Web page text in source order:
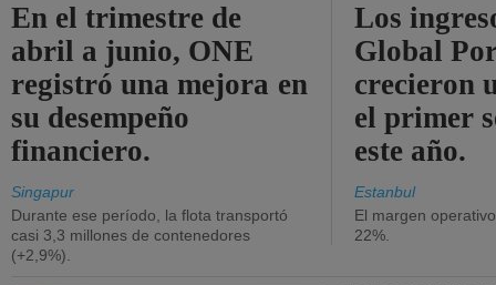
En el trimestre de
abril a junio, ONE
registró una mejora en
su desempeño
financiero.
Singapur
Durante ese período, la flota transportó
casi 3,3 millones de contenedores
(+2,9%).
Los
Global
crecieron
el primer
este año.
Estanbul
El margen
22%.